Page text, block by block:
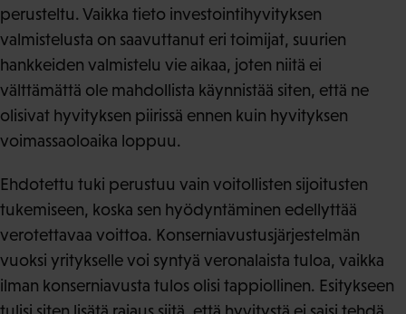
perusteltu. Vaikka tieto investointihyvityksen
valmistelusta on saavuttanut eri toimijat, suurien
hankkeiden valmistelu vie aikaa, joten niitä ei
välttämättä ole mahdollista käynnistää siten, että ne
olisivat hyvityksen piirissä ennen kuin hyvityksen
voimassaoloaika loppuu.
Ehdotettu tuki perustuu vain voitollisten sijoitusten
tukemiseen, koska sen hyödyntäminen edellyttää
verotettavaa voittoa. Konserniavustusjärjestelmän
vuoksi yritykselle voi syntyä veronalaista tuloa, vaikka
ilman konserniavusta tulos olisi tappiollinen. Esitykseen